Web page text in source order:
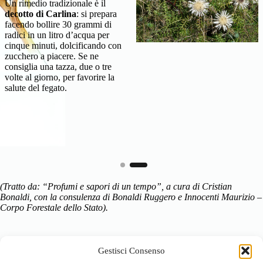
Gestisci Consenso
Un rimedio tradizionale è il
decotto di Carlina: si prepara
facendo bollire 30 grammi di
radici in un litro d’acqua per
cinque minuti, dolcificando con
zucchero a piacere. Se ne
consiglia una tazza, due o tre
volte al giorno, per favorire la
salute del fegato.
(Tratto da: “Profumi e sapori di un tempo”, a cura di Cristian
Bonaldi, con la consulenza di Bonaldi Ruggero e Innocenti Maurizio –
Corpo Forestale dello Stato).